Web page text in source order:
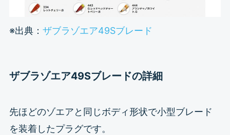
※出典： ザブラゾエア49Sブレード
ザブラゾエア49Sブレードの詳細
先ほどのゾエアと同じボディ形状で小型ブレード
を装着したプラグです。